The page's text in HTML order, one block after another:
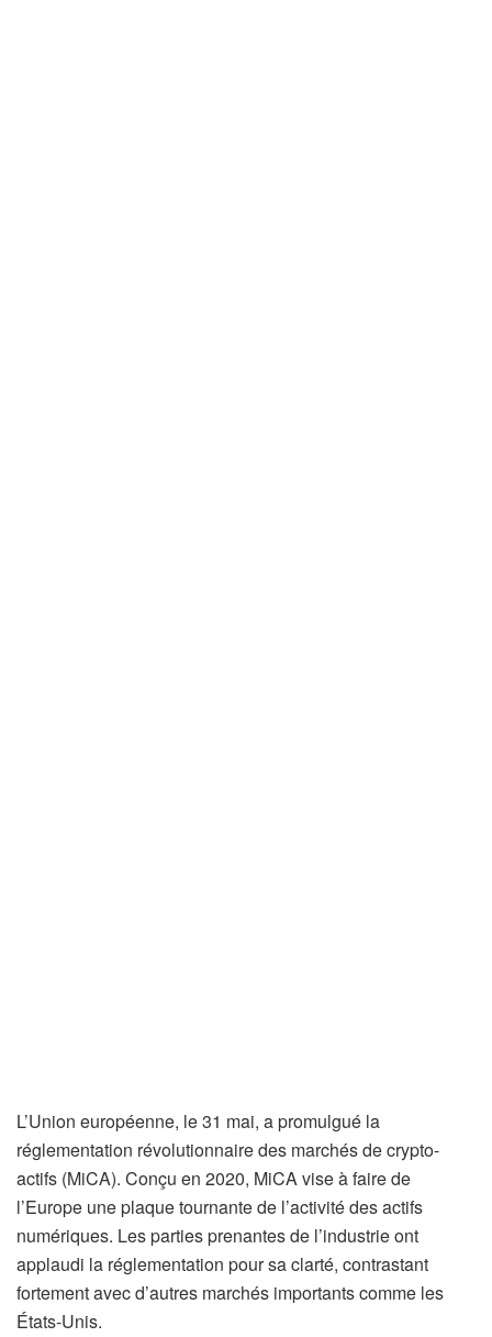
L’Union européenne, le 31 mai, a promulgué la
réglementation révolutionnaire des marchés de crypto-
actifs (MiCA). Conçu en 2020, MiCA vise à faire de
l’Europe une plaque tournante de l’activité des actifs
numériques. Les parties prenantes de l’industrie ont
applaudi la réglementation pour sa clarté, contrastant
fortement avec d’autres marchés importants comme les
États-Unis.